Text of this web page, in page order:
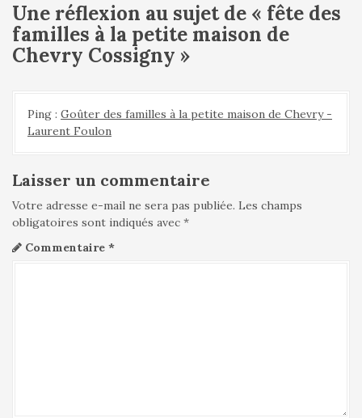
i
o
n
d
t
i
c
l
e
Une réflexion au sujet de « fête des
familles à la petite maison de
Chevry Cossigny »
Ping : Goûter des familles à la petite maison de Chevry -
Laurent Foulon
Laisser un commentaire
Votre adresse e-mail ne sera pas publiée. Les champs
obligatoires sont indiqués avec *
Commentaire *